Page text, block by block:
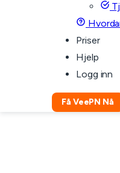
Priser
Hjelp
Logg inn
Få VeePN Nå